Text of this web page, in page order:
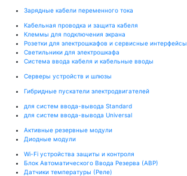
Зарядные кабели переменного тока
Кабельная проводка и защита кабеля
Клеммы для подключения экрана
Розетки для электрошкафов и сервисные интерфейсы
Светильники для электрошкафа
Система ввода кабеля и кабельные вводы
Серверы устройств и шлюзы
Гибридные пускатели электродвигателей
для систем ввода-вывода Standard
для систем ввода-вывода Universal
Активные резервные модули
Диодные модули
Wi-Fi устройства защиты и контроля
Блок Автоматического Ввода Резерва (АВР)
Датчики температуры (Реле)